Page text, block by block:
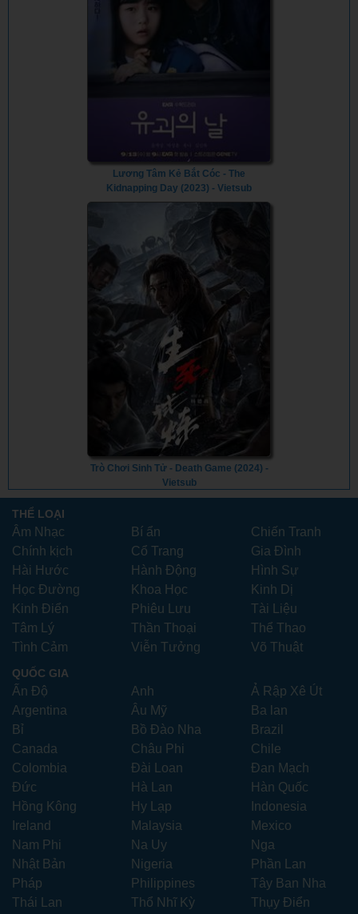
Lương Tâm Kẻ Bắt Cóc - The
Kidnapping Day (2023) - Vietsub
Trò Chơi Sinh Tử - Death Game (2024) -
Vietsub
THỂ LOẠI
Âm Nhạc Bí ẩn
Chiến Tranh
Chính kịch
Cổ Trang
Gia Đình
Hài Hước
Hành Động
Hình Sự
Học Đường
Khoa Học
Kinh Dị
Kinh Điển
Phiêu Lưu
Tài Liệu
Tâm Lý
Thần Thoại
Thể Thao
Tình Cảm
Viễn Tưởng Võ Thuật
QUỐC GIA
Ấn Độ Anh
Ả Rập Xê Út
Argentina
Âu Mỹ
Ba lan
Bỉ
Bồ Đào Nha
Brazil
Canada
Châu Phi
Chile
Colombia
Đài Loan
Đan Mạch
Đức
Hà Lan
Hàn Quốc
Hồng Kông
Hy Lạp
Indonesia
Ireland
Malaysia
Mexico
Nam Phi
Na Uy
Nga
Nhật Bản
Nigeria
Phần Lan
Pháp
Philippines
Tây Ban Nha
Thái Lan
Thổ Nhĩ Kỳ Thụy Điển